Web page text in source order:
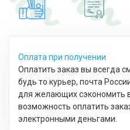
Оплата при получении
Оплатить заказ вы всегда
будь то курьер, почта
для желающих сэкономить
возможность оплатить
электронными деньгами.